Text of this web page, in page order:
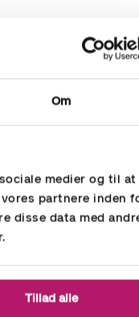
Om
medier og til at
partnere inden
disse data med
Tillad alle
mellemstore